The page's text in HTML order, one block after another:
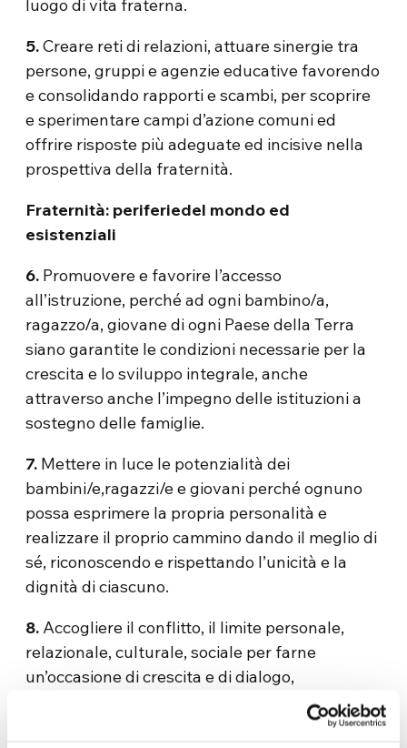
luogo di vita fraterna.
5.Creare reti di relazioni, attuare sinergie tra
persone, gruppi e agenzie educative favorendo
e consolidando rapporti e scambi, per scoprire
e sperimentare campi d’azione comuni ed
offrire risposte più adeguate ed incisive nella
prospettiva della fraternità.
Fraternità: periferiedel mondo ed
esistenziali
6. Promuovere e favorire l’accesso
all’istruzione, perché ad ogni bambino/a,
ragazzo/a, giovane di ogni Paese della Terra
siano garantite le condizioni necessarie per la
crescita e lo sviluppo integrale, anche
attraverso anche l’impegno delle istituzioni a
sostegno delle famiglie.
7. Mettere in luce le potenzialità dei
bambini/e,ragazzi/e e giovani perché ognuno
possa esprimere la propria personalità e
realizzare il proprio cammino dando il meglio di
sé, riconoscendo e rispettando l’unicità e la
dignità di ciascuno.
8.Accogliere il conflitto, il limite personale,
relazionale, culturale, sociale per farne
un’occasione di crescita e di dialogo,